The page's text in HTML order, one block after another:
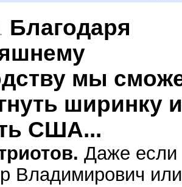
Благодаря
мы
ширинку и
США...
Даже если
Владимирович или